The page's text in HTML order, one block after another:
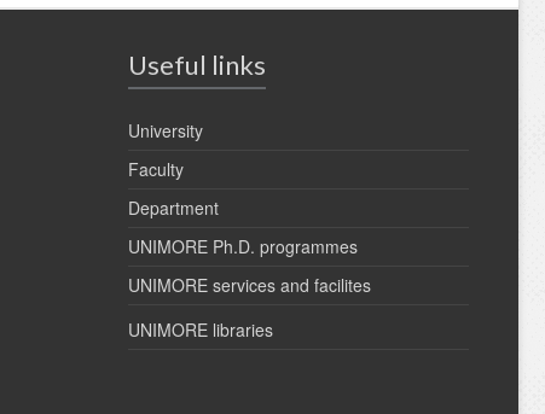
Useful links
University
Faculty
Department
UNIMORE Ph.D. programmes
UNIMORE services and facilites
UNIMORE libraries